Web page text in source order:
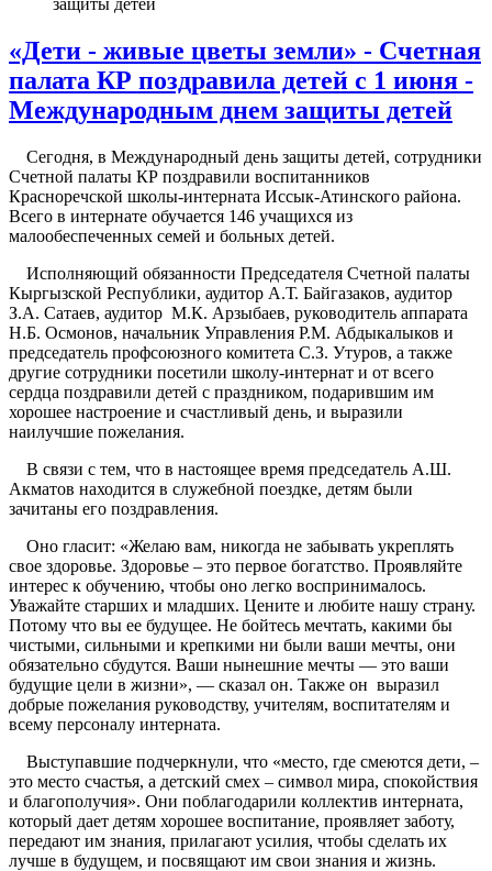
защиты детей
«Дети - живые цветы земли» - Счетная
палата КР поздравила детей с 1 июня -
Международным днем защиты детей
Сегодня, в Международный день защиты детей, сотрудники
Счетной палаты КР поздравили воспитанников
Красноречской школы-интерната Иссык-Атинского района.
Всего в интернате обучается 146 учащихся из
малообеспеченных семей и больных детей.
Исполняющий обязанности Председателя Счетной палаты
Кыргызской Республики, аудитор А.Т. Байгазаков, аудитор
З.А. Сатаев, аудитор М.К. Арзыбаев, руководитель аппарата
Н.Б. Осмонов, начальник Управления Р.М. Абдыкалыков и
председатель профсоюзного комитета С.З. Утуров, а также
другие сотрудники посетили школу-интернат и от всего
сердца поздравили детей с праздником, подарившим им
хорошее настроение и счастливый день, и выразили
наилучшие пожелания.
В связи с тем, что в настоящее время председатель А.Ш.
Акматов находится в служебной поездке, детям были
зачитаны его поздравления.
Оно гласит: «Желаю вам, никогда не забывать укреплять
свое здоровье. Здоровье – это первое богатство. Проявляйте
интерес к обучению, чтобы оно легко воспринималось.
Уважайте старших и младших. Цените и любите нашу страну.
Потому что вы ее будущее. Не бойтесь мечтать, какими бы
чистыми, сильными и крепкими ни были ваши мечты, они
обязательно сбудутся. Ваши нынешние мечты — это ваши
будущие цели в жизни», — сказал он. Также он выразил
добрые пожелания руководству, учителям, воспитателям и
всему персоналу интерната.
Выступавшие подчеркнули, что «место, где смеются дети, –
это место счастья, а детский смех – символ мира, спокойствия
и благополучия». Они поблагодарили коллектив интерната,
который дает детям хорошее воспитание, проявляет заботу,
передают им знания, прилагают усилия, чтобы сделать их
лучше в будущем, и посвящают им свои знания и жизнь.